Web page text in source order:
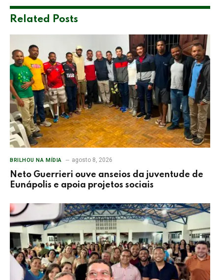
Related Posts
BRILHOU NA MÍDIA agosto 8, 2026
Neto Guerrieri ouve anseios da juventude de
Eunápolis e apoia projetos sociais